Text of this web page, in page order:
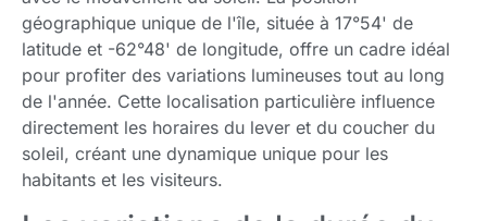
géographique unique de l'île, située à 17°54' de
latitude et -62°48' de longitude, offre un cadre idéal
pour profiter des variations lumineuses tout au long
de l'année. Cette localisation particulière influence
directement les horaires du lever et du coucher du
soleil, créant une dynamique unique pour les
habitants et les visiteurs.